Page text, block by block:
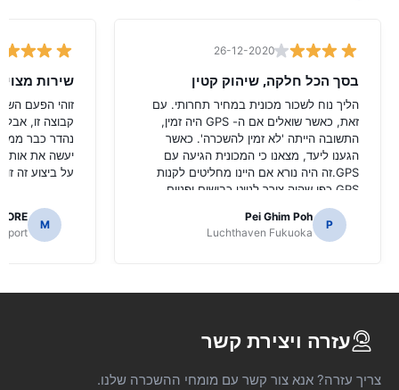
26-12-2020
בסך הכל חלקה, שיהוק קטין
הליך נוח לשכור מכונית במחיר תחרותי. עם
זאת, כאשר שואלים אם ה- GPS היה זמין,
התשובה הייתה 'לא זמין להשכרה'. כאשר
הגענו ליעד, מצאנו כי המכונית הגיעה עם
GPS.זה היה נורא אם היינו מחליטים לקנות
GPS כפי שהיה צורך לנווט כבישים יפניים.
P
Pei Ghim Poh
Luchthaven Fukuoka
שירות מצוין
זוהי הפעם
קבוצה זו, אבל
נהדר כבר
יעשה את אותו
על ביצוע זה
M
עזרה ויצירת קשר
צריך עזרה? אנא צור קשר עם מומחי ההשכרה שלנו.